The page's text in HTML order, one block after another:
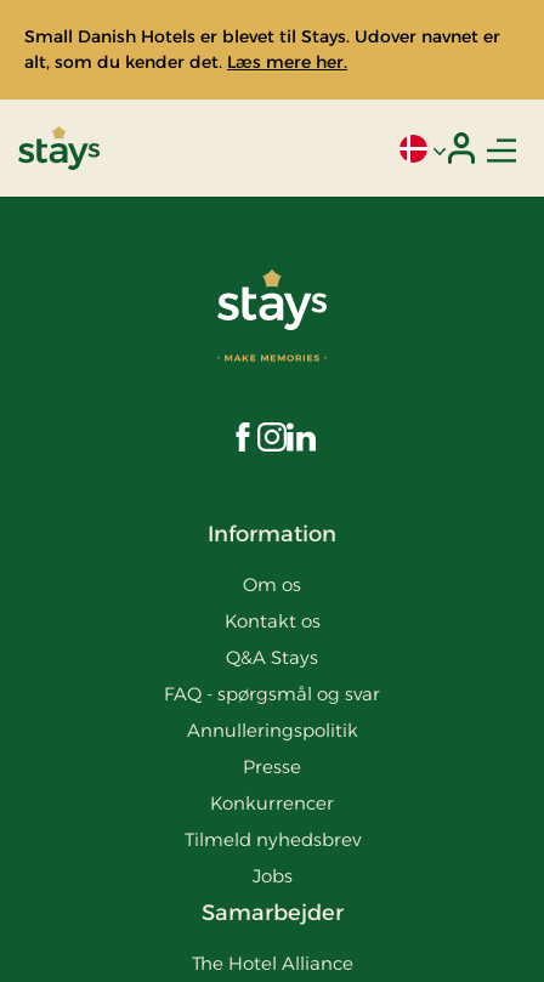
Small Danish Hotels er blevet til Stays. Udover navnet er
alt, som du kender det. Læs mere her.
Aktivt sprog:
Besøg os på Facebook
Besøg os på Instagram
Besøg os på LinkedIn
Information
Om os
Kontakt os
Q&A Stays
FAQ - spørgsmål og svar
Annulleringspolitik
Presse
Konkurrencer
Tilmeld nyhedsbrev
Jobs
Samarbejder
The Hotel Alliance